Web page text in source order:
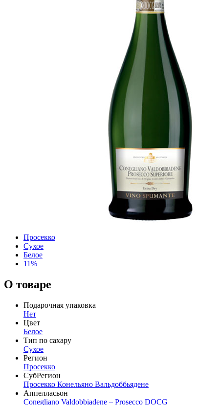
Просекко
Сухое
Белое
11%
О товаре
Подарочная упаковка
Нет
Цвет
Белое
Тип по сахару
Сухое
Регион
Просекко
СубРегион
Просекко Конельяно Вальдоббьядене
Аппелласьон
Conegliano Valdobbiadene – Prosecco DOCG